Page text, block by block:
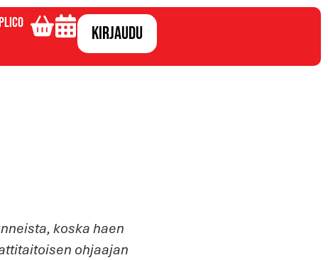
Kirjaudu
koska haen
ohjaajan